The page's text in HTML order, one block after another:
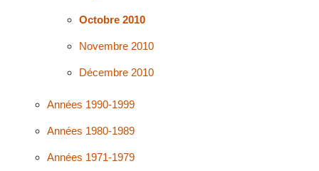
Octobre 2010
Novembre 2010
Décembre 2010
Années 1990-1999
Années 1980-1989
Années 1971-1979